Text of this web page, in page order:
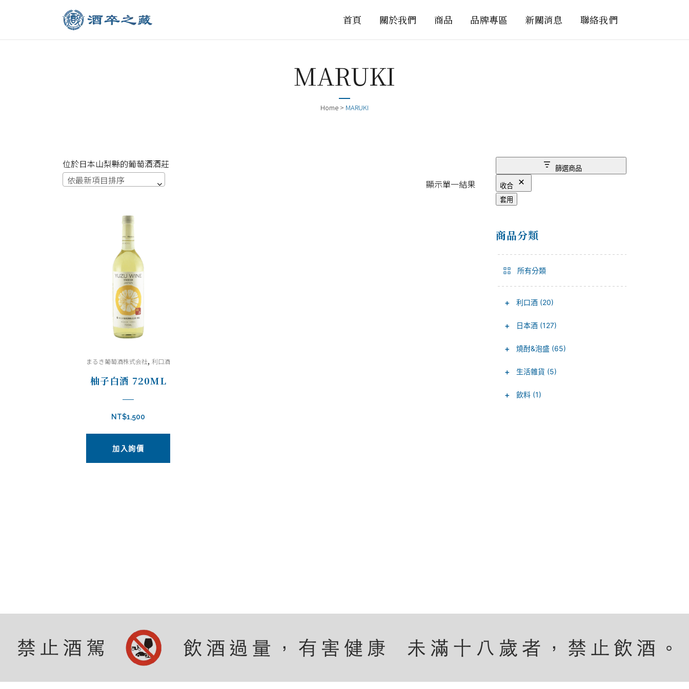
首頁 關於我們 商品 品牌專區 新關消息 聯絡我們
MARUKI
Home > MARUKI
位於日本山梨縣的葡萄酒酒莊
顯示單一結果
依最新項目排序
まるき葡萄酒株式会社,利口酒
柚子白酒 720ML
NT$1,500
加入詢價
篩選商品
收合
套用
商品分類
所有分類
+ 利口酒 (20)
+ 日本酒 (127)
+ 燒酎&泡盛 (65)
+ 生活雜貨 (5)
+ 飲料 (1)